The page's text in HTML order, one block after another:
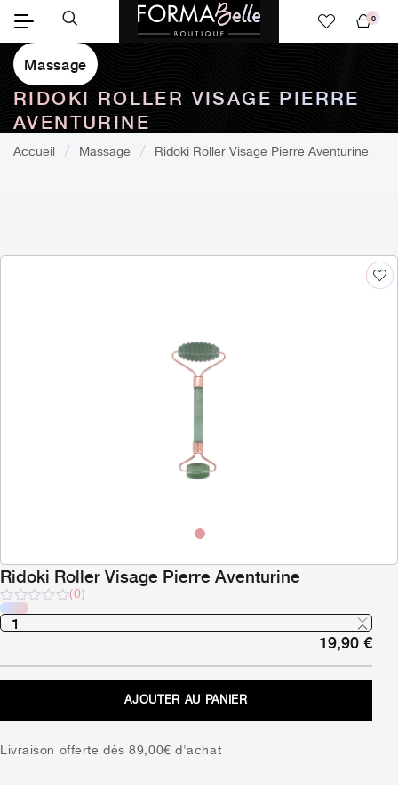
panier
0
Massage
RIDOKI ROLLER VISAGE PIERRE
AVENTURINE
Accueil Massage Ridoki Roller Visage Pierre Aventurine
Ridoki Roller Visage Pierre Aventurine
Note
sur
(0)
19,90€
AJOUTER AU PANIER
Livraison offerte dès 89,00€ d'achat